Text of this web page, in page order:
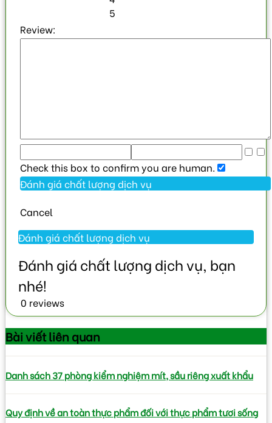
5
Review:
Check this box to confirm you are human.
Cancel
0 reviews
Bài viếtliên quan
Danh sách 37 phòng kiểm nghiệm mít, sầu riêng xuất khẩu
Quy định về an toàn thực phẩm đối với thực phẩm tươi sống